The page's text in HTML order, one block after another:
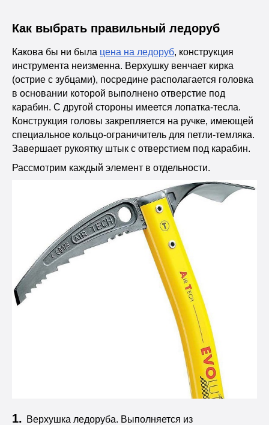
Как выбрать правильный ледоруб
Какова бы ни была цена на ледоруб, конструкция
инструмента неизменна. Верхушку венчает кирка
(острие с зубцами), посредине располагается головка
в основании которой выполнено отверстие под
карабин. С другой стороны имеется лопатка-тесла.
Конструкция головы закрепляется на ручке, имеющей
специальное кольцо-ограничитель для петли-темляка.
Завершает рукоятку штык с отверстием под карабин.
Рассмотрим каждый элемент в отдельности.
Верхушка ледоруба. Выполняется из